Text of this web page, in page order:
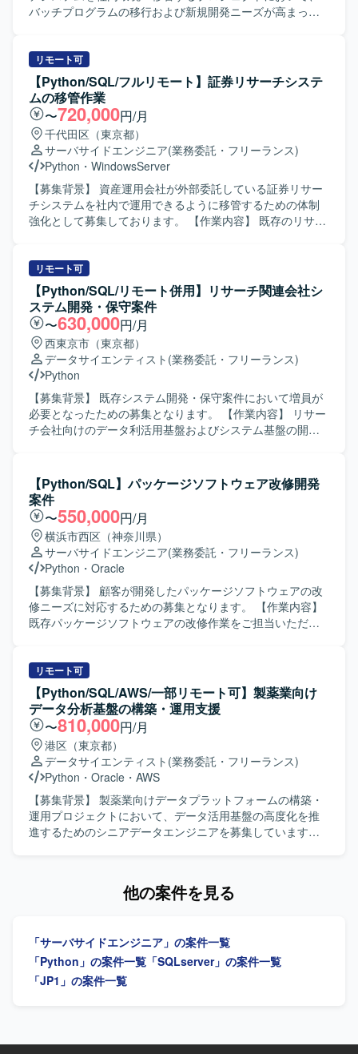
バッチプログラムの移行および新規開発ニーズが高まって
ます。具体的には、Linuxサーバー上で稼働しているバッチ
プログラムをWindowsサーバー環境へ移行し、Pythonへの
書き換え作業を行っていただきます。 既存バッチの移行に
加え、移行後システムに必要となる新規バッチの開発も担
当していただきます。移行テストの計画・実施、リリース
作業、移行後の運用対応も含め、一連の開発ライフサイク
ルを通じてご参画いただきます。 【求める人物像】 業務要
件に対して主体的に取り組み、責任感を持って対応してい
ただける方を求めています。進捗状況や成果物、問題発生
時の状況について、適切なタイミングで報告・説明が行え
るコミュニケーション力をお持ちの方を歓迎いたします。
めています。 【ポジションの魅力】 証券リサーチという金
融領域のシステムに携わることで、ドメイン知識と技術ス
キルの両面を高めていただけます。既存システムの移管と
新規バッチ開発の両方を経験できるため、レガシー資産の
理解からモダナイズまで、一連のプロセスを通してスキル
アップが可能です。 PythonやSQLを活用したバッチ開発に
加え、生成AIの活用経験を積む機会もあり、今後のキャリ
ア形成に役立つプロジェクトとなっております。 【開発環
境】 OSはWindows環境をベースとし、PythonおよびSQL
を用いたバッチプログラムの開発を行います。既存のLinux
環境からの移管に伴い、Linux上のスクリプト資産を読み解
リモート可
【Python/SQL/フルリモート】証券リサーチシステ
ムの移管作業
〜720,000円/月
千代田区（東京都）
サーバサイドエンジニア(業務委託・フリーランス)
Python ・ WindowsServer
【募集背景】 資産運用会社が外部委託している証券リサー
チシステムを社内で運用できるように移管するための体制
強化として募集しております。 【作業内容】 既存のリサー
は、既存バッチのPythonへの書き換え、移行に伴うテスト
の実施、リリース作業および運用対応を行っていただきま
す。あわせて、必要に応じて新規バッチの設計・開発・テ
ストもご対応いただきます。 【求める人物像】 業務要件に
対して主体的かつ責任感を持って取り組んでいただける方
を求めております。適切なタイミングで進捗や成果、問題
発生時の状況を分かりやすく報告・説明できる方を歓迎い
たします。また、株式情報を取り扱うにあたり、高い倫理
観をお持ちの方を想定しております。 【ポジションの魅
力】 証券領域におけるリサーチシステムの移管プロジェク
トに関わることで、金融ドメインの知見を深めながら、
に携わることで、設計から運用まで一連のプロセスを経験
できる環境です。 【開発環境】 Windowsサーバー環境上
で、PythonおよびSQLを用いたバッチ開発・運用を行いま
す。既存環境としてLinuxサーバーも取り扱います。
リモート可
【Python/SQL/リモート併用】リサーチ関連会社シ
ステム開発・保守案件
〜630,000円/月
西東京市（東京都）
データサイエンティスト (業務委託・フリーランス)
Python
【募集背景】 既存システム開発・保守案件において増員が
必要となったための募集となります。 【作業内容】 リサー
チ会社向けのデータ利活用基盤およびシステム基盤の開
各種ログデータを抽出・クレンジング・集計していただき
ます。 集計したデータをサービスとして提供するWEBアプ
リケーションの開発・保守・運用を担当していただきま
す。 【求める人物像】 ログデータや大量データの取り扱い
に興味を持ち、主体的に学習しながら業務に取り組んでい
ただける方を求めています。 チームメンバーと協調しなが
らコミュニケーションを取り、自ら課題を発見し解決に向
けて動ける方を歓迎いたします。 【ポジションの魅力】 多
様なログデータを用いたデータ利活用基盤の開発に携わる
ことで、データ解析やデータ基盤構築のスキルを高めてい
リングの経験を幅広く積むことができます。 【開発環境】
PythonおよびSQLを用いたデータ処理・解析環境と、各種
DWH製品やBIツールを組み合わせたデータ利活用基盤が想
定されています。
【Python/SQL】パッケージソフトウェア改修開発
案件
〜550,000円/月
横浜市西区（神奈川県）
サーバサイドエンジニア(業務委託・フリーランス)
Python ・ Oracle
【募集背景】 顧客が開発したパッケージソフトウェアの改
修ニーズに対応するための募集となります。 【作業内容】
既存パッケージソフトウェアの改修作業をご担当いただき
人物像】 自立して開発を進められる方や、コミュニケーシ
ョンを取りながら円滑に作業を進められる方を求めており
ます。 【ポジションの魅力】 要件定義からテストまで幅広
い工程に関わることで、上流から下流まで一貫した開発経
験を積むことができます。パッケージソフトウェアの改修
を通じて、既存システムの理解力や改善提案力を高めるこ
とができます。 【開発環境】 言語はPythonおよびSQLを使
用し、データベースはOracleを利用いたします。開発ツー
ルとしてDocker、VSCode、Gitなどを用いて作業を行いま
す。
リモート可
【Python/SQL/AWS/一部リモート可】製薬業向け
データ分析基盤の構築・運用支援
〜810,000円/月
港区（東京都）
データサイエンティスト (業務委託・フリーランス)
Python ・ Oracle ・ AWS
【募集背景】 製薬業向けデータプラットフォームの構築・
運用プロジェクトにおいて、データ活用基盤の高度化を推
進するためのシニアデータエンジニアを募集しています。
きます。SQLを用いた大規模データ処理、データパイプラ
知見を活かしながら、データ活用基盤の高度化を推進して
いただきます。関係者と連携しながらデータ統合およびデ
ータ活用基盤の構築を推進していただきます。 【求める人
物像】 大規模データ処理やデータパイプライン設計に主体
他の案件を見る
「サーバサイドエンジニア」の案件一覧
「Python」の案件一覧 「SQLserver」の案件一覧
「JP1」の案件一覧